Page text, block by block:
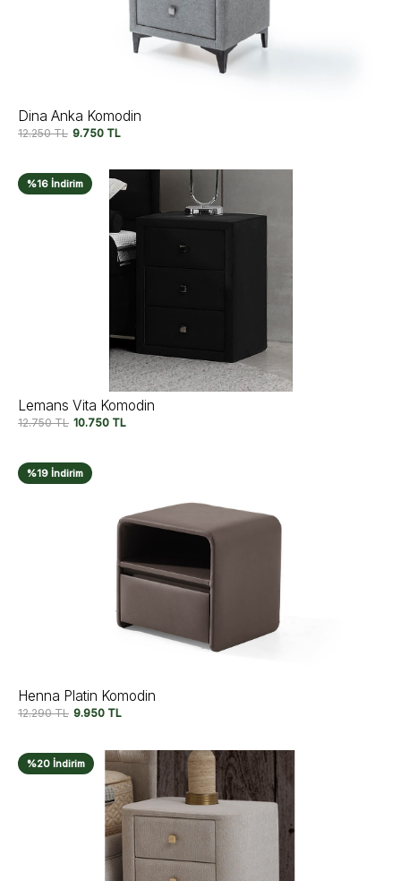
Dina Anka Komodin
12.250TL 9.750 TL
%16 İndirim
Lemans Vita Komodin
12.750TL 10.750 TL
%19 İndirim
Henna Platin Komodin
12.290TL 9.950 TL
%20 İndirim